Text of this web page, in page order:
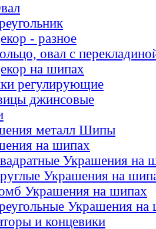
- разное
овал с
на шипах
регулирующие
джинсовые
металл Шипы
на шипах
Украшения на
Украшения на
Украшения на шипах
Украшения на
и концевики